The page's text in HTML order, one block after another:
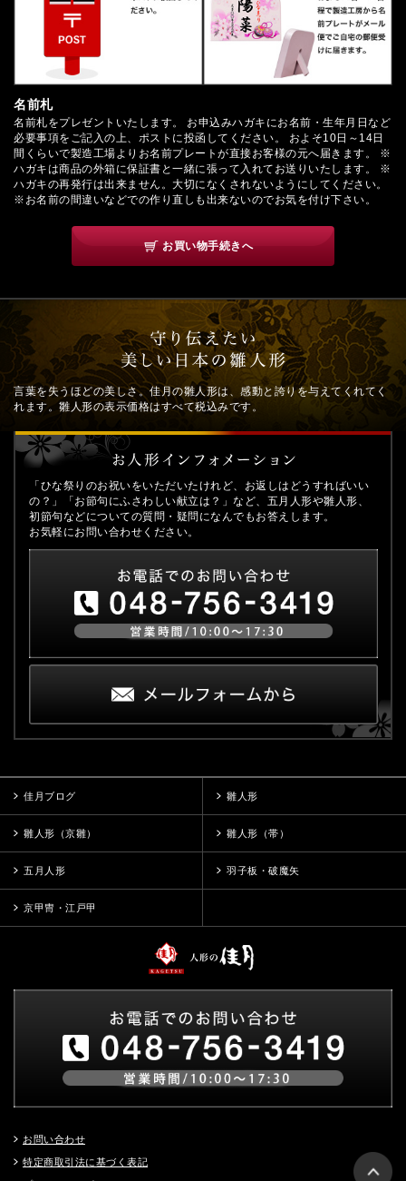
名前札
名前札をプレゼントいたします。 お申込みハガキにお名前・生年月日など
必要事項をご記入の上、ポストに投函してください。 およそ10日～14日
間くらいで製造工場よりお名前プレートが直接お客様の元へ届きます。 ※
ハガキは商品の外箱に保証書と一緒に張って入れてお送りいたします。 ※
ハガキの再発行は出来ません。大切になくされないようにしてください。
※お名前の間違いなどでの作り直しも出来ないのでお気を付け下さい。
お買い物手続きへ
言葉を失うほどの美しさ。佳月の雛人形は、感動と誇りを与えてくれてく
れます。雛人形の表示価格はすべて税込みです。
「ひな祭りのお祝いをいただいたけれど、お返しはどうすればいい
の？」「お節句にふさわしい献立は？」など、五月人形や雛人形、
初節句などについての質問・疑問になんでもお答えします。
お気軽にお問い合わせください。
佳月ブログ 雛人形
雛人形（京雛） 雛人形（帯）
五月人形 羽子板・破魔矢
京甲冑・江戸甲
お問い合わせ
特定商取引法に基づく表記